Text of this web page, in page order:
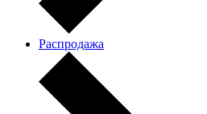
Распродажа